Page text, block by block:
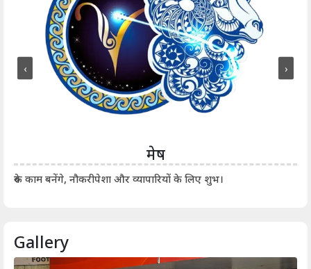
मेष
रुके काम बनेंगे, नौकरीपेशा और व्यापारियों के लिए शुभ।
‹ ›
Gallery